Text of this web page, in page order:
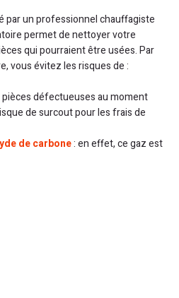
par un professionnel chauffagiste
permet de nettoyer votre
qui pourraient être usées. Par
vous évitez les risques de :
pièces défectueuses au moment
de surcout pour les frais de
de carbone: en effet, ce gaz est